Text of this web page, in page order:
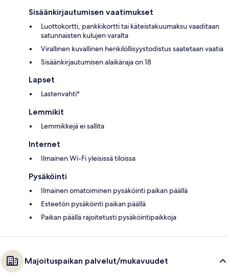
Sisäänkirjautumisen vaatimukset
Luottokortti, pankkikortti tai käteistakuumaksu vaaditaan
satunnaisten kulujen varalta
Virallinen kuvallinen henkilöllisyystodistus saatetaan vaatia
Sisäänkirjautumisen alaikäraja on 18
Lapset
Lastenvahti*
Lemmikit
Lemmikkejä ei sallita
Internet
Ilmainen Wi-Fi yleisissä tiloissa
Pysäköinti
Ilmainen omatoiminen pysäköinti paikan päällä
Esteetön pysäköinti paikan päällä
Paikan päällä rajoitetusti pysäköintipaikkoja
Majoituspaikan palvelut/mukavuudet